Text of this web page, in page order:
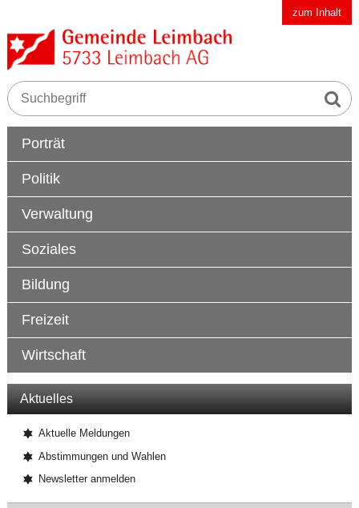
Navigieren in der Gemeinde Leimbach AGzum Inhalt
Suchbegriff
Suche
Hauptnavigation
Porträt
Politik
Verwaltung
Soziales
Bildung
Freizeit
Wirtschaft
Navigation
Aktuelles
Aktuelle Meldungen
Abstimmungen und Wahlen
Newsletter anmelden